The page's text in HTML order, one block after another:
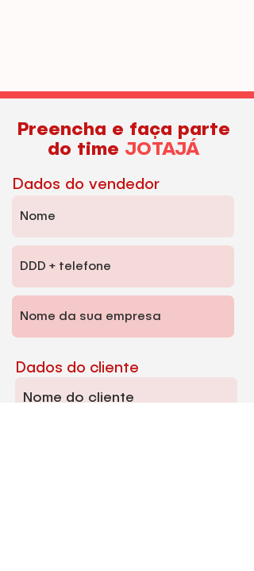
Preencha e faça parte
do time JOTAJÁ
Dados do vendedor
Dados do cliente